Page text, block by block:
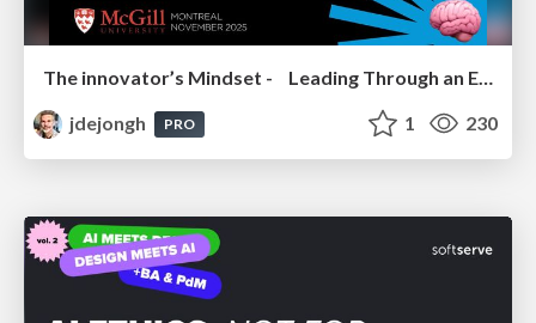
The innovator’s Mindset - Leading Through an Era of Exponential Change - McGill University 2025
jdejongh
PRO 1 230